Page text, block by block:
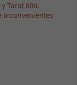
Tarot 806:
inconvenientes